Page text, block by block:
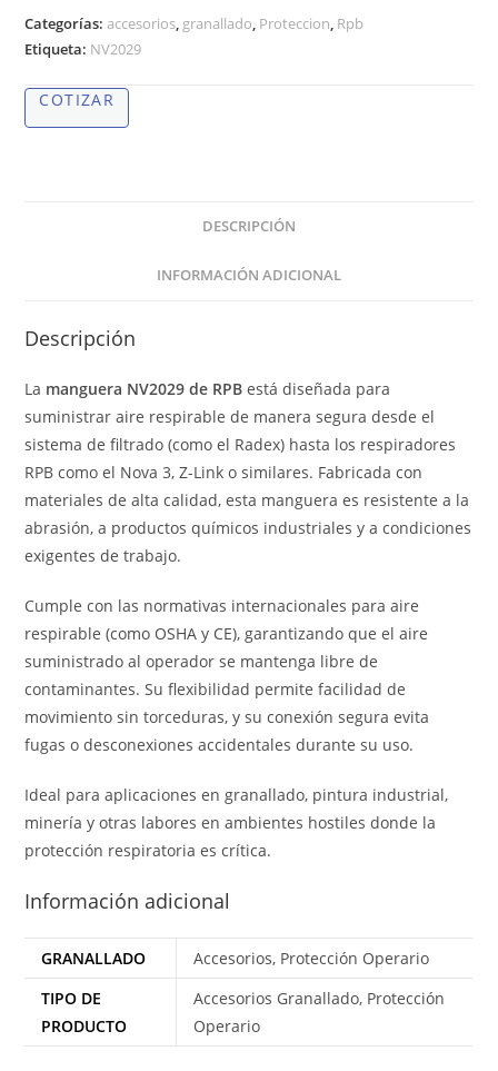
Categorías:accesorios, granallado, Proteccion, Rpb
Etiqueta: NV2029
COTIZAR
DESCRIPCIÓN
INFORMACIÓN ADICIONAL
Descripción
La manguera NV2029 de RPB está diseñada para
suministrar aire respirable de manera segura desde el
sistema de filtrado (como el Radex) hasta los respiradores
RPB como el Nova 3, Z-Link o similares. Fabricada con
materiales de alta calidad, esta manguera es resistente a la
abrasión, a productos químicos industriales y a condiciones
exigentes de trabajo.
Cumple con las normativas internacionales para aire
respirable (como OSHA y CE), garantizando que el aire
suministrado al operador se mantenga libre de
contaminantes. Su flexibilidad permite facilidad de
movimiento sin torceduras, y su conexión segura evita
fugas o desconexiones accidentales durante su uso.
Ideal para aplicaciones en granallado, pintura industrial,
minería y otras labores en ambientes hostiles donde la
protección respiratoria es crítica.
Información adicional
GRANALLADO
Accesorios, Protección Operario
TIPO DE
PRODUCTO
Accesorios Granallado, Protección
Operario